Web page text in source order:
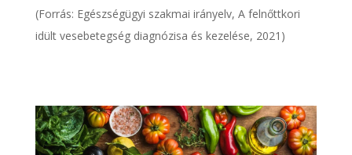
(Forrás: Egészségügyi szakmai irányelv, A felnőttkori
idült vesebetegség diagnózisa és kezelése, 2021)